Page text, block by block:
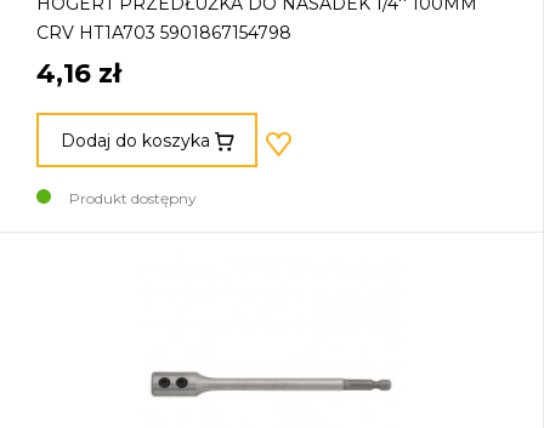
CRV HT1A703 5901867154798
4,16 zł
Dodaj do koszyka
Produkt dostępny